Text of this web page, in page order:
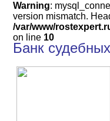
Warning:
version mismatch.
/var/www/
on line 10
Банк